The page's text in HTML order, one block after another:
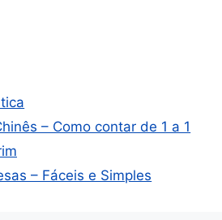
– Como contar de 1 a 1
– Fáceis e Simples